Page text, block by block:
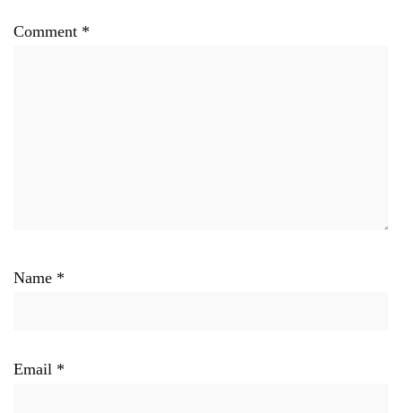
Comment *
Name *
Email *